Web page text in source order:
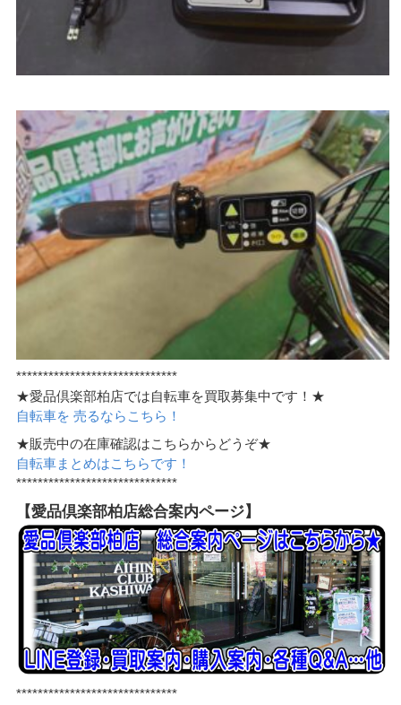
******************************
★愛品倶楽部柏店では自転車を買取募集中です！★
自転車を 売るならこちら！
★販売中の在庫確認はこちらからどうぞ★
自転車まとめはこちらです！
******************************
【愛品倶楽部柏店総合案内ページ】
******************************